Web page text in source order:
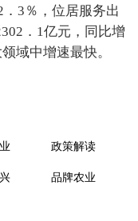
3％，位居服务出
．1亿元，同比增
域中增速最快。
政策解读
品牌农业